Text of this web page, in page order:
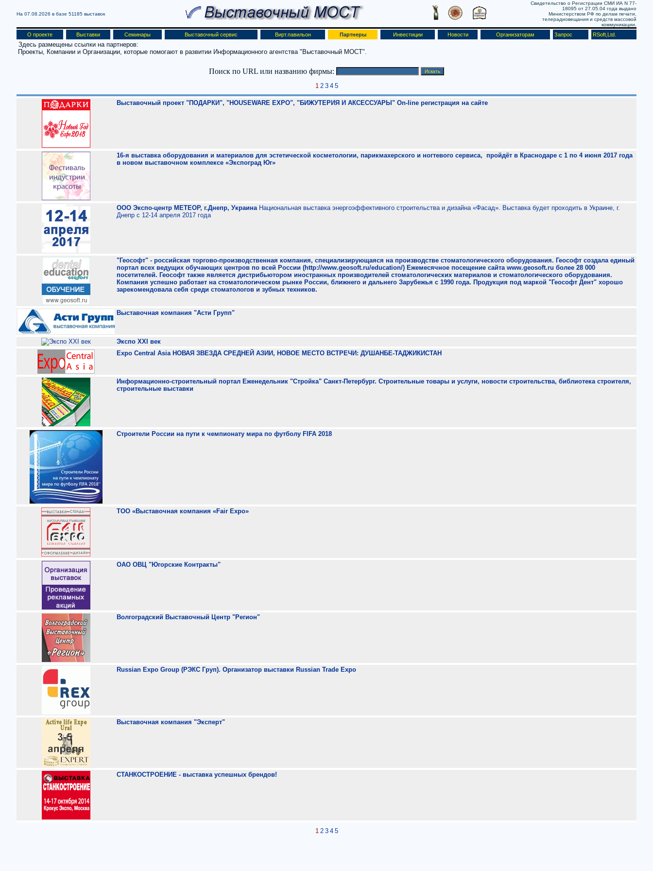
На 07.08.2026 в базе 51185 выставок
Свидетельство о Регистрации СМИ ИА N 77-
18095 от 27.05.04 года выдано
Министерством РФ по делам печати,
телерадиовещания и средств массовой
коммуникации.
О проекте Выставки Семинары Выставочный сервис Вирт.павильон Партнеры Инвестиции Новости Организаторам Запрос RSoft,Ltd.
Здесь размещены ссылки на партнеров:
Проекты, Компании и Организации, которые помогают в развитии Информационного агентства "Выставочный МОСТ".
Поиск по URL или названию фирмы:
1 2 3 4 5
Выставочный проект "ПОДАРКИ", "HOUSEWARE EXPO", "БИЖУТЕРИЯ И АКСЕССУАРЫ" On-line регистрация на сайте
16-я выставка оборудования и материалов для эстетической косметологии, парикмахерского и ногтевого сервиса, пройдёт в Краснодаре с 1 по 4 июня 2017 года
в новом выставочном комплексе «Экспоград Юг»
ООО Экспо-центр МЕТЕОР, г.Днепр, УкраинаНациональная выставка энергоэффективного строительства и дизайна «Фасад». Выставка будет проходить в Украине, г.
Днепр с 12-14 апреля 2017 года
"Геософт" - российская торгово-производственная компания, специализирующаяся на производстве стоматологического оборудования. Геософт создала единый
портал всех ведущих обучающих центров по всей России (http://www.geosoft.ru/education/) Ежемесячное посещение сайта www.geosoft.ru более 28 000
посетителей. Геософт также является дистрибьютором иностранных производителей стоматологических материалов и стоматологического оборудования.
Компания успешно работает на стоматологическом рынке России, ближнего и дальнего Зарубежья с 1990 года. Продукция под маркой "Геософт Дент" хорошо
зарекомендовала себя среди стоматологов и зубных техников.
Выставочная компания "Асти Групп"
Экспо XXI век
Expo Central Asia НОВАЯ ЗВЕЗДА СРЕДНЕЙ АЗИИ, НОВОЕ МЕСТО ВСТРЕЧИ: ДУШАНБЕ-ТАДЖИКИСТАН
Информационно-строительный портал Еженедельник "Стройка" Санкт-Петербург. Строительные товары и услуги, новости строительства, библиотека строителя,
строительные выставки
Строители России на пути к чемпионату мира по футболу FIFA 2018
ТОО «Выставочная компания «Fair Expo»
ОАО ОВЦ "Югорские Контракты"
Волгоградский Выставочный Центр "Регион"
Russian Expo Group (РЭКС Груп). Организатор выставки Russian Trade Expo
Выставочная компания "Эксперт"
СТАНКОСТРОЕНИЕ - выставка успешных брендов!
1 2 3 4 5